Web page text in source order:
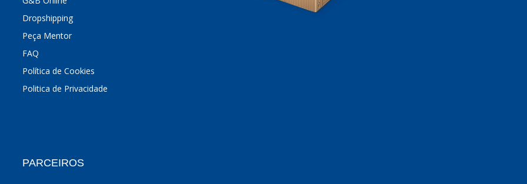
Dropshipping
Peça Mentor
FAQ
Política de Cookies
Politica de Privacidade
PARCEIROS